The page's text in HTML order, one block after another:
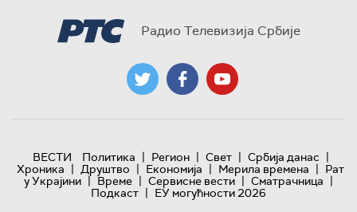
Радио Телевизија Србије
ВЕСТИ Политика | Регион | Свет | Србија данас |
Хроника | Друштво | Економија | Мерила времена | Рат
у Украјини | Време | Сервисне вести | Сматрачница |
Подкаст | ЕУ могућности 2026